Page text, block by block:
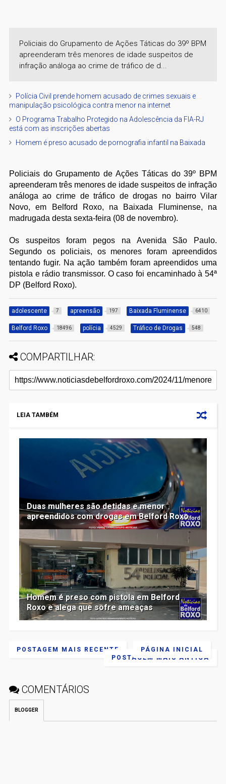
Policiais do Grupamento de Ações Táticas do 39º BPM
apreenderam três menores de idade suspeitos de
infração análoga ao crime de tráfico de d...
Polícia Civil prende homem acusado de crimes sexuais e
manipulação psicológica contra menor na internet
O Programa Trabalho Protegido na Adolescência da FIA-RJ
está com as inscrições abertas
Homem é preso acusado de pornografia infantil na Baixada
Policiais do Grupamento de Ações Táticas do 39º BPM
apreenderam três menores de idade suspeitos de infração
análoga ao crime de tráfico de drogas no bairro Vilar
Novo, em Belford Roxo, na Baixada Fluminense, na
madrugada desta sexta-feira (08 de novembro).
Os suspeitos foram pegos na Avenida São Paulo.
Segundo os policiais, os menores foram apreendidos
tentando fugir. Na ação também foram apreendidos uma
pistola e rádio transmissor. O caso foi encaminhado à 54ª
DP (Belford Roxo).
adolescente 7 apreensão 197 Baixada Fluminense 6410
Belford Roxo 18496 polícia 4529 Tráfico de Drogas 548
COMPARTILHAR:
LEIA TAMBÉM
Duas mulheres são detidas e menor
apreendidos com drogas em Belford Roxo
Homem é preso com pistola em Belford
Roxo e alega que sofre ameaças
POSTAGEM MAIS RECENTE
POSTAGEM MAIS ANTIGA
PÁGINA INICIAL
COMENTÁRIOS
BLOGGER